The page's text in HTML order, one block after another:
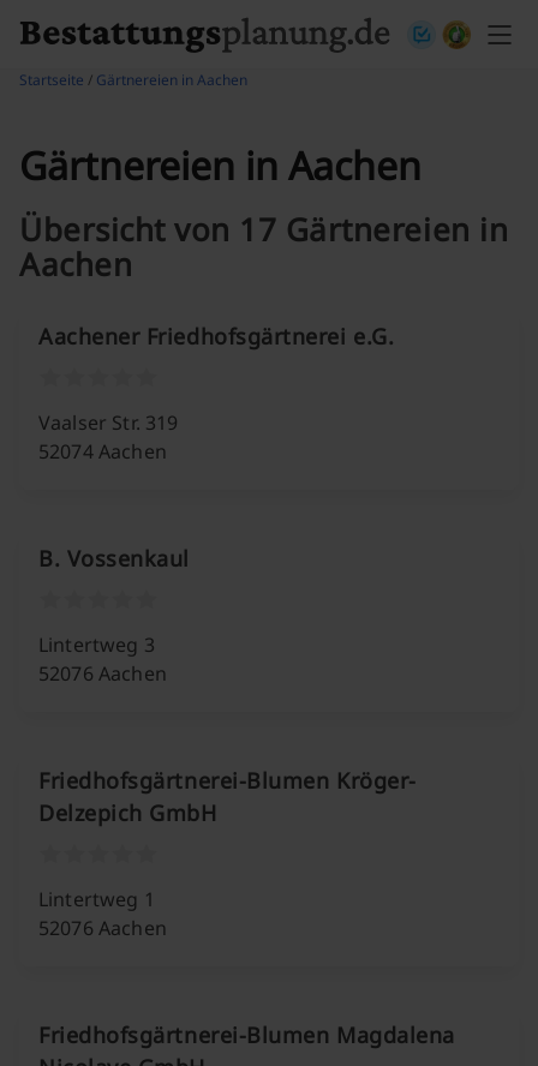
Startseite / Gärtnereien in Aachen
Gärtnereien in Aachen
Übersicht von 17 Gärtnereien in
Aachen
Aachener Friedhofsgärtnerei e.G.
Vaalser Str. 319
52074 Aachen
B. Vossenkaul
Lintertweg 3
52076 Aachen
Friedhofsgärtnerei-Blumen Kröger-
Delzepich GmbH
Lintertweg 1
52076 Aachen
Friedhofsgärtnerei-Blumen Magdalena